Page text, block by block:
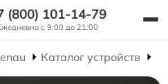
(800) 101-14-79
с 9:00 до 21:00
Каталог устройств